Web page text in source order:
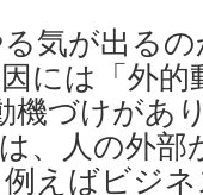
気が出る
には「外的
機づけがあ
、人の外
えばビジ